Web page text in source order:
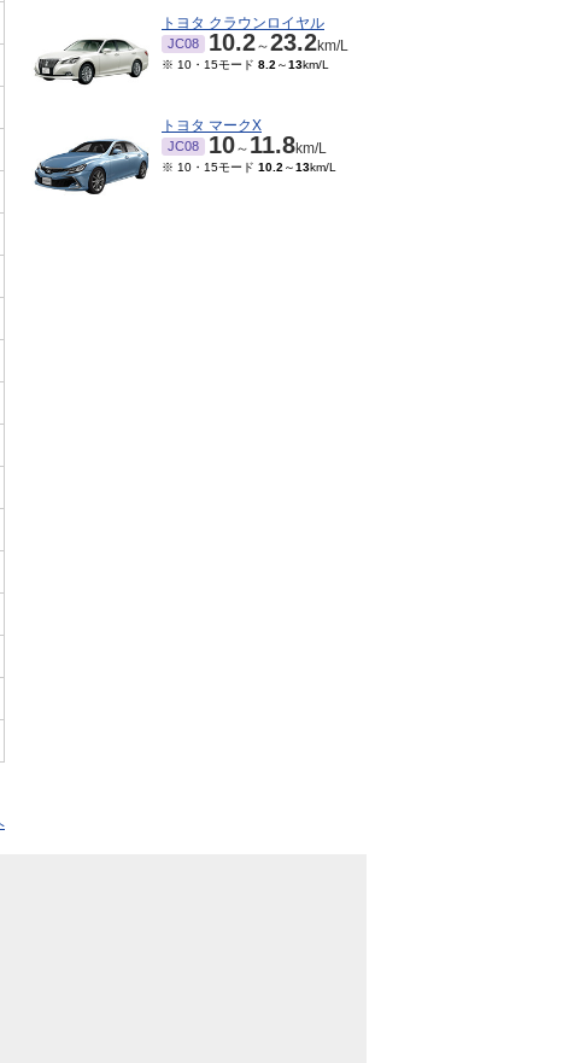
トヨタ クラウンロイヤル
JC08 10.2～23.2km/L
※ 10・15モード 8.2 ～13km/L
トヨタ マークX
JC08 10～ 11.8km/L
※ 10・15モード 10.2 ～13km/L